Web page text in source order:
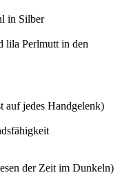
in Silber
lila Perlmutt in den
auf jedes Handgelenk)
der Zeit im Dunkeln)